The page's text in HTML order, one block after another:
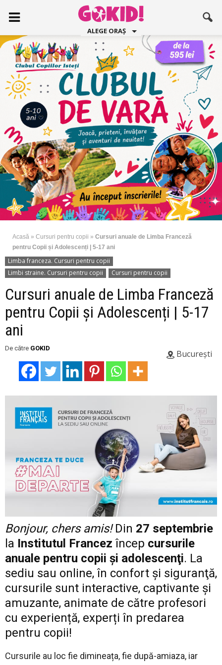
ALEGE ORAȘ
Acasă » Cursuri pentru copii » Cursuri anuale de Limba Franceză
pentru Copii și Adolescenți | 5-17 ani
Limba franceza. Cursuri pentru copii
Limbi straine. Cursuri pentru copii
Cursuri pentru copii
Cursuri anuale de Limba Franceză
pentru Copii și Adolescenți | 5-17
ani
București
De către GOKID
Bonjour, chers amis!Din 27 septembrie
la Institutul Francez încep cursurile
anuale pentru copii şi adolescenţi. La
sediu sau online, în confort şi siguranţă,
cursurile sunt interactive, captivante și
amuzante, animate de către profesori
cu experiență, experți în predarea
pentru copii!
Cursurile au loc fie dimineața, fie după-amiaza, iar